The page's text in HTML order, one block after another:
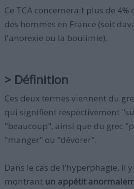
Ce TCA concernerait plus de 4%
des hommes en France (soit
l'anorexie ou la boulimie).
> Définition
Ces deux termes viennent du
qui signifient respectivement
"beaucoup", ainsi que du grec
"manger" ou "dévorer".
Dans le cas de l'hyperphagie, il
montrant un appétit